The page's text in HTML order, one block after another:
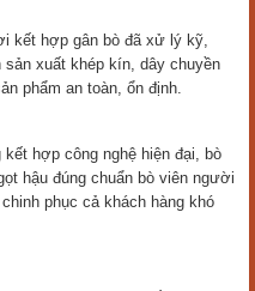
kết hợp gân bò đã xử lý kỹ,
sản xuất khép kín, dây chuyền
phẩm an toàn, ổn định.
hợp công nghệ hiện đại, bò
hậu đúng chuẩn bò viên người
phục cả khách hàng khó